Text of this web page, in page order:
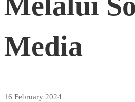
Pemasaran
Melalui
Sosial
Media
16 February 2024